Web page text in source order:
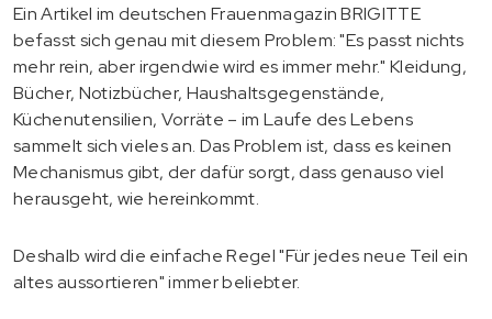
Ein Artikel im deutschen Frauenmagazin BRIGITTE
befasst sich genau mit diesem Problem: "Es passt nichts
mehr rein, aber irgendwie wird es immer mehr." Kleidung,
Bücher, Notizbücher, Haushaltsgegenstände,
Küchenutensilien, Vorräte – im Laufe des Lebens
sammelt sich vieles an. Das Problem ist, dass es keinen
Mechanismus gibt, der dafür sorgt, dass genauso viel
herausgeht, wie hereinkommt.
Deshalb wird die einfache Regel "Für jedes neue Teil ein
altes aussortieren" immer beliebter.